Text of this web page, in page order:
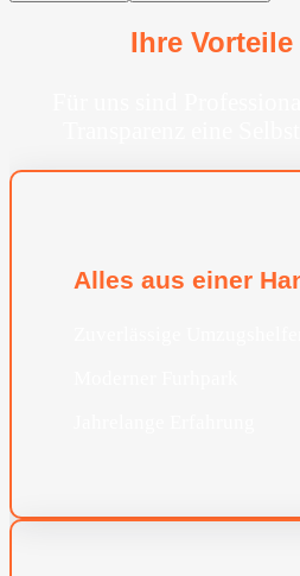
Ihre
Alles aus einer